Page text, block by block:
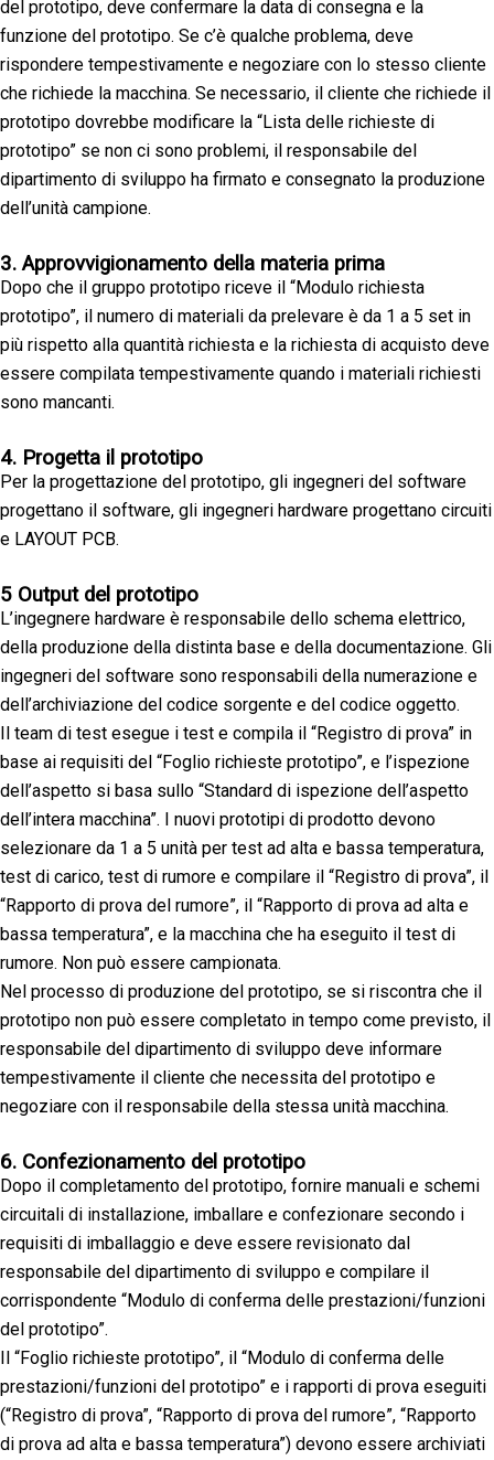
del prototipo, deve confermare la data di consegna e la
funzione del prototipo. Se c’è qualche problema, deve
rispondere tempestivamente e negoziare con lo stesso cliente
che richiede la macchina. Se necessario, il cliente che richiede il
prototipo dovrebbe modificare la “Lista delle richieste di
prototipo” se non ci sono problemi, il responsabile del
dipartimento di sviluppo ha firmato e consegnato la produzione
dell’unità campione.
3. Approvvigionamento della materia prima
Dopo che il gruppo prototipo riceve il “Modulo richiesta
prototipo”, il numero di materiali da prelevare è da 1 a 5 set in
più rispetto alla quantità richiesta e la richiesta di acquisto deve
essere compilata tempestivamente quando i materiali richiesti
sono mancanti.
4. Progetta il prototipo
Per la progettazione del prototipo, gli ingegneri del software
progettano il software, gli ingegneri hardware progettano circuiti
e LAYOUT PCB.
5 Output del prototipo
L’ingegnere hardware è responsabile dello schema elettrico,
della produzione della distinta base e della documentazione. Gli
ingegneri del software sono responsabili della numerazione e
dell’archiviazione del codice sorgente e del codice oggetto.
Il team di test esegue i test e compila il “Registro di prova” in
base ai requisiti del “Foglio richieste prototipo”, e l’ispezione
dell’aspetto si basa sullo “Standard di ispezione dell’aspetto
dell’intera macchina”. I nuovi prototipi di prodotto devono
selezionare da 1 a 5 unità per test ad alta e bassa temperatura,
test di carico, test di rumore e compilare il “Registro di prova”, il
“Rapporto di prova del rumore”, il “Rapporto di prova ad alta e
bassa temperatura”, e la macchina che ha eseguito il test di
rumore. Non può essere campionata.
Nel processo di produzione del prototipo, se si riscontra che il
prototipo non può essere completato in tempo come previsto, il
responsabile del dipartimento di sviluppo deve informare
tempestivamente il cliente che necessita del prototipo e
negoziare con il responsabile della stessa unità macchina.
6. Confezionamento del prototipo
Dopo il completamento del prototipo, fornire manuali e schemi
circuitali di installazione, imballare e confezionare secondo i
requisiti di imballaggio e deve essere revisionato dal
responsabile del dipartimento di sviluppo e compilare il
corrispondente “Modulo di conferma delle prestazioni/funzioni
del prototipo”.
Il “Foglio richieste prototipo”, il “Modulo di conferma delle
prestazioni/funzioni del prototipo” e i rapporti di prova eseguiti
(“Registro di prova”, “Rapporto di prova del rumore”, “Rapporto
di prova ad alta e bassa temperatura”) devono essere archiviati